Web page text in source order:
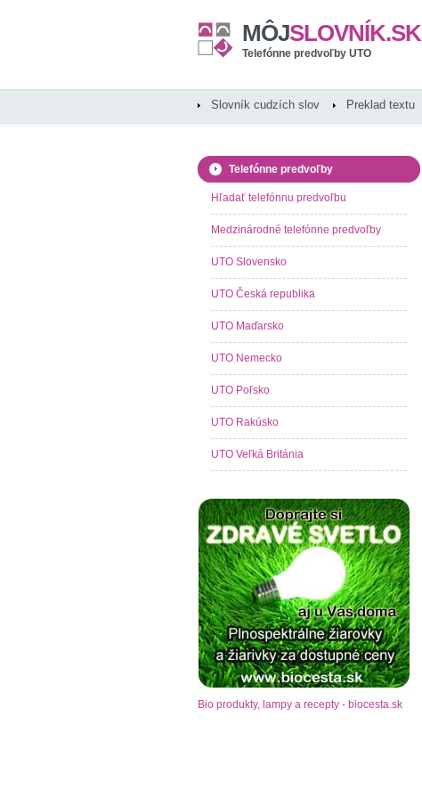
MÔJSLOVNÍK.SK
Telefónne predvoľby UTO
Slovník cudzích slov Preklad textu
Telefónne predvoľby
Hľadať telefónnu predvoľbu
Medzinárodné telefónne predvoľby
UTO Slovensko
UTO Česká republika
UTO Maďarsko
UTO Nemecko
UTO Poľsko
UTO Rakúsko
UTO Veľká Británia
Bio produkty, lampy a recepty - biocesta.sk